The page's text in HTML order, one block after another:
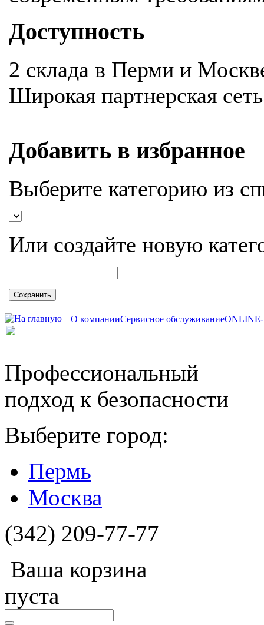
Доступность
2 склада в Перми и
Широкая партнерская
Добавить в избранное
Выберите категорию из
Или создайте новую
Сохранить
О компанииСервисное обслуживаниеONLINE-
Профессиональный
подход к безопасности
Выберите город:
Пермь
Москва
(342) 209-77-77
Ваша корзина
пуста